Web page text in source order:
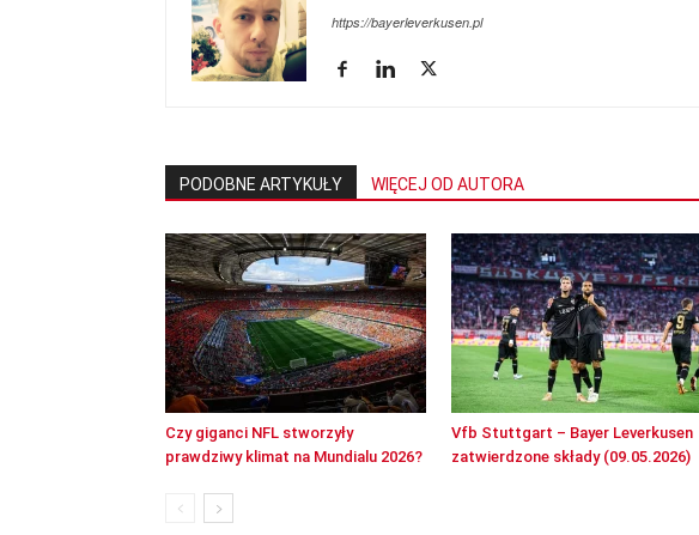
https://bayerleverkusen.pl
PODOBNE ARTYKUŁY WIĘCEJ OD AUTORA
Czy giganci NFL stworzyły
prawdziwy klimat na Mundialu 2026?
Vfb Stuttgart – Bayer Leverkusen
zatwierdzone składy (09.05.2026)